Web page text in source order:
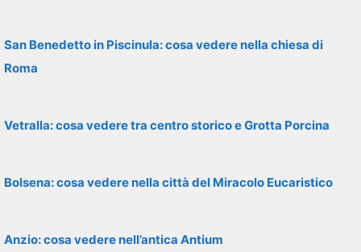
San Benedetto in Piscinula: cosa vedere nella chiesa di
Roma
Vetralla: cosa vedere tra centro storico e Grotta Porcina
Bolsena: cosa vedere nella città del Miracolo Eucaristico
Anzio: cosa vedere nell’antica Antium